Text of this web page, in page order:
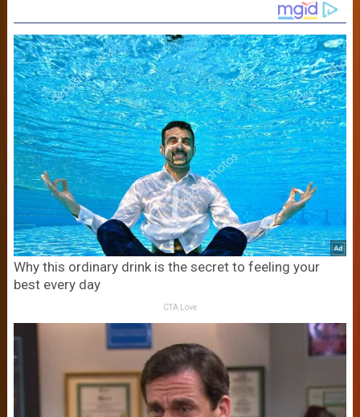
Why this ordinary drink is the secret to feeling your
best every day
CTA Love